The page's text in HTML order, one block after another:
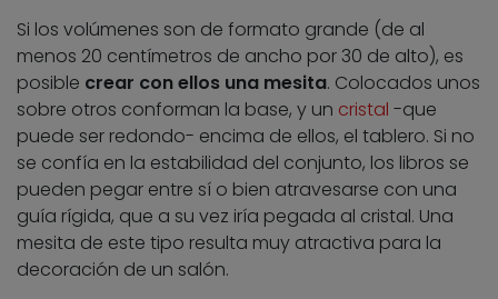
Si los volúmenes son de formato grande (de al
menos 20 centímetros de ancho por 30 de alto), es
posible crear con ellos una mesita. Colocados unos
sobre otros conforman la base, y un cristal -que
puede ser redondo- encima de ellos, el tablero. Si no
se confía en la estabilidad del conjunto, los libros se
pueden pegar entre sí o bien atravesarse con una
guía rígida, que a su vez iría pegada al cristal. Una
mesita de este tipo resulta muy atractiva para la
decoración de un salón.